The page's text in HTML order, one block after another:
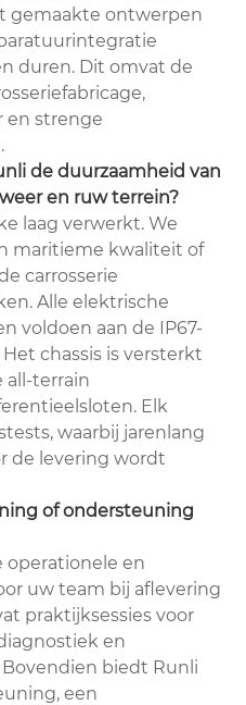
gemaakte ontwerpen
duren. Dit omvat de
en strenge
de duurzaamheid van
en ruw terrein?
laag verwerkt. We
maritieme kwaliteit of
carrosserie
Alle elektrische
voldoen aan de IP67-
chassis is versterkt
all-terrain
Elk
waarbij jarenlang
de levering wordt
of ondersteuning
operationele en
uw team bij aflevering
praktijksessies voor
en
biedt Runli
een